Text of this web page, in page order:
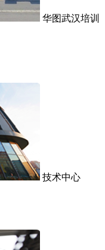
华图武汉培训
技术中心